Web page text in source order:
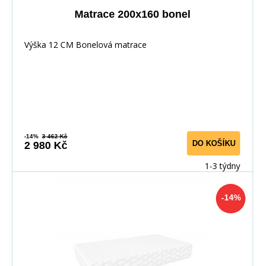
Matrace 200x160 bonel
Výška 12 CM Bonelová matrace
-14% 3 462 Kč
2 980 Kč DO KOŠÍKU
1-3 týdny
-14%